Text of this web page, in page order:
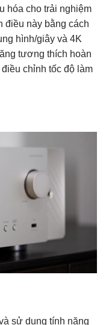
hóa cho trải nghiệm
điều này bằng cách
hình/giây và 4K
tương thích hoàn
chỉnh tốc độ làm
sử dụng tính năng